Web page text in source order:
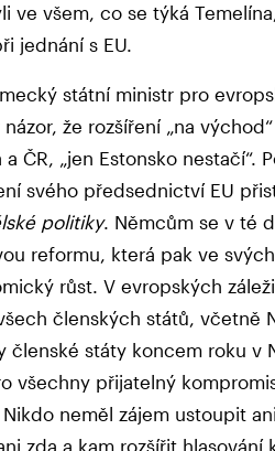
ve všem, co se týká
jednání s EU.
státní ministr pro
že rozšíření „na
ČR, „jen Estonsko nestačí“.
svého předsednictví EU
politiky. Němcům se v té
reformu, která pak ve
růst. V evropských
členských států, včetně
členské státy koncem roku v
všechny přijatelný
neměl zájem ustoupit
zda a kam rozšířit hlasování